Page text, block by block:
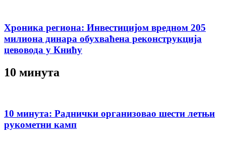
Хроника региона: Инвестицијом вредном 205
милиона динара обухваћена реконструкција
цевовода у Книћу
10 минута
10 минута: Раднички организовао шести летњи
рукометни камп